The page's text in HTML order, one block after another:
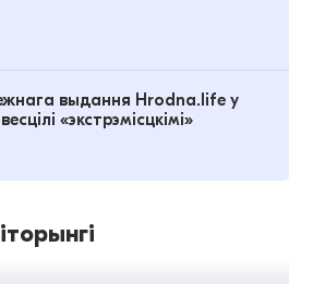
выдання Hrodna.life у
«экстрэмісцкімі»